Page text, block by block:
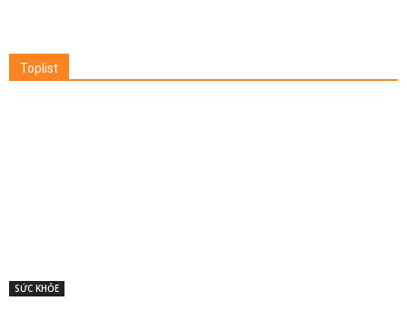
Toplist
SỨC KHỎE